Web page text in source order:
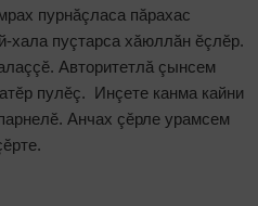
пурнăçласа пăрахас
хала пуçтарса хăюллăн ӗçлӗр.
Авторитетлă çынсем
пулӗç. Инçете канма кайни
Анчах çӗрле урамсем